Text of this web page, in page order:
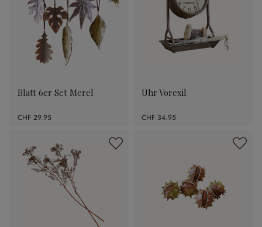
Blatt 6er Set Merel
CHF 29.95
Uhr Vorexil
CHF 34.95